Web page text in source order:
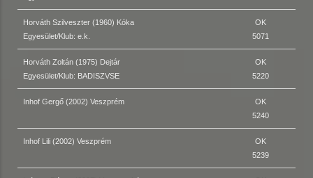
Horváth Szilveszter (1960) Kóka
Egyesület/Klub: e.k.
OK
5071
Horváth Zoltán (1975) Dejtár
Egyesület/Klub: BADISZVSE
OK
5220
Inhof Gergő (2002) Veszprém
OK
5240
Inhof Lili (2002) Veszprém
OK
5239